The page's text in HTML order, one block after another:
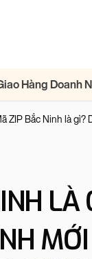
Hàng Doanh
ZIP Bắc Ninh là
LÀ